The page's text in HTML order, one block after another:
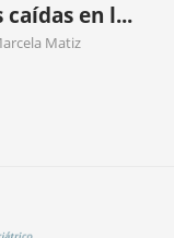
en l...
Matiz